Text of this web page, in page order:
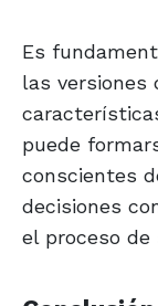
Es
las versiones
puede
conscientes
decisiones
el proceso de